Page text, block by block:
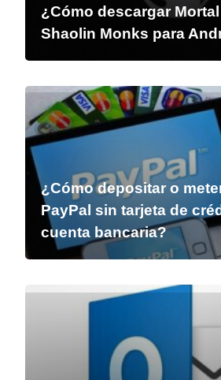
¿Cómo descargar
Shaolin Monks para
¿Cómo depositar o
PayPal sin tarjeta de
cuenta bancaria?